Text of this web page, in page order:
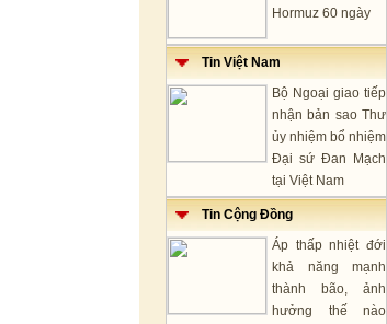
Hormuz 60 ngày
Tin Việt Nam
Bộ Ngoại giao tiếp
nhận bản sao Thư
ủy nhiệm bổ nhiệm
Đại sứ Đan Mạch
tại Việt Nam
Tin Cộng Đồng
Áp thấp nhiệt đới
khả năng mạnh
thành bão, ảnh
hưởng thế nào